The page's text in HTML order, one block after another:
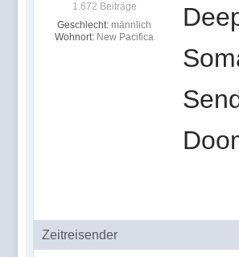
1.672 Beiträge
Geschlecht: männlich
Wohnort: New Pacifica
Zeitreisender